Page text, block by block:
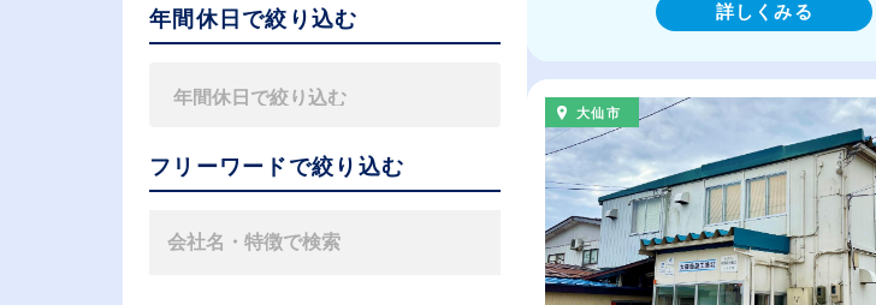
年間休日で絞り込む
フリーワードで絞り込む
詳しくみる
大仙市